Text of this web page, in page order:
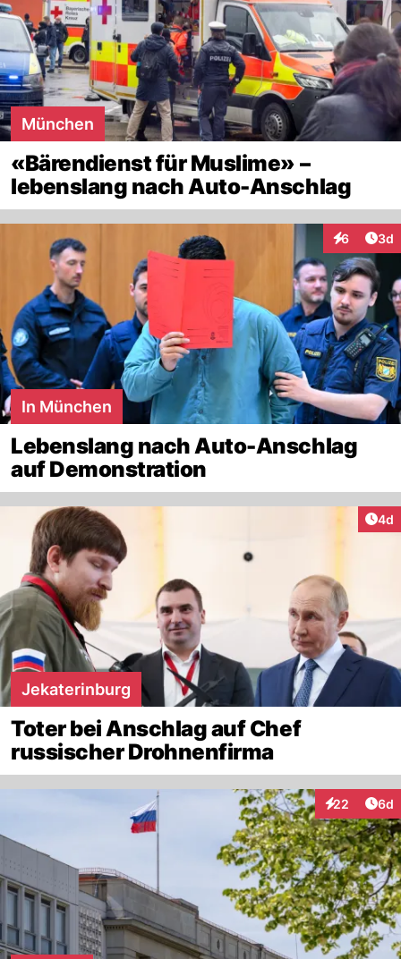
München
«Bärendienst für Muslime» –
lebenslang nach Auto-Anschlag
6 3d
In München
Lebenslang nach Auto-Anschlag
auf Demonstration
4d
Jekaterinburg
Toter bei Anschlag auf Chef
russischer Drohnenfirma
22
Interaktionen
6d